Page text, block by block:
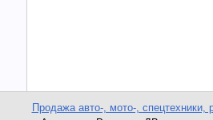
Продажа авто-, мото-, спецтехники,